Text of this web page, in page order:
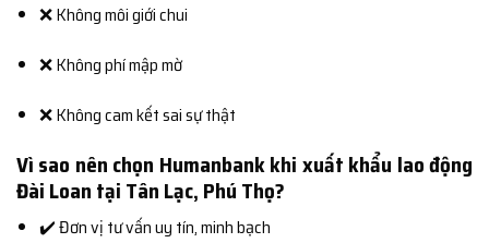
❌ Không môi giới chui
❌ Không phí mập mờ
❌ Không cam kết sai sự thật
Vì sao nên chọn Humanbank khi xuất khẩu lao động
Đài Loan tại Tân Lạc, Phú Thọ?
✔️ Đơn vị tư vấn uy tín, minh bạch